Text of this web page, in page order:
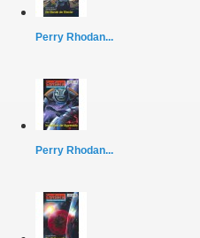
Perry Rhodan...
Perry Rhodan...